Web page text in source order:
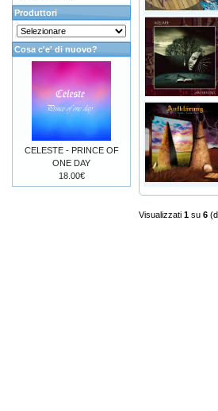
Visualizzati 1 su 6
Produttori
Cosa c'e' di nuovo?
CELESTE - PRINCE OF
ONE DAY
18.00€